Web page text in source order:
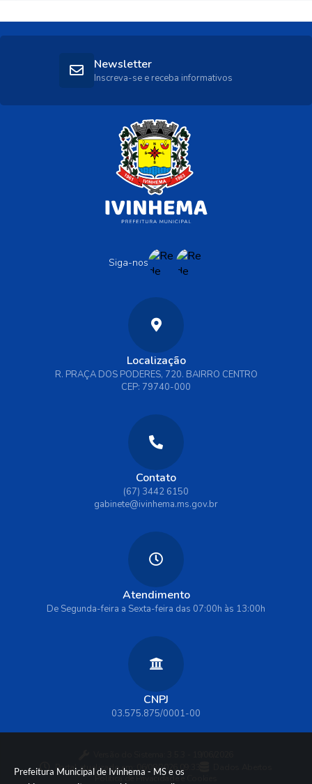
Prefeitura Municipal de Ivinhema - MS e os
Siga-nos
Localização
R. PRAÇA DOS PODERES, 720. BAIRRO CENTRO
CEP: 79740-000
Contato
(67) 3442 6150
gabinete@ivinhema.ms.gov.br
Atendimento
De Segunda-feira a Sexta-feira das 07:00h às 13:00h
CNPJ
03.575.875/0001-00
Newsletter
Inscreva-se e receba informativos
Portal atualizado em:
06/08/2026 09:33
Política de Privacidade e Cookies